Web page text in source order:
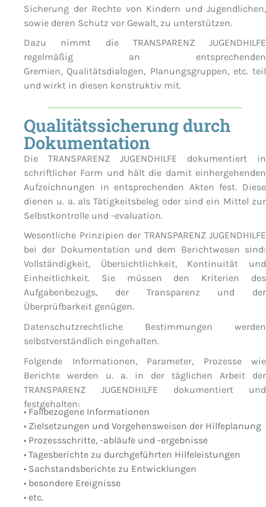
Sicherung der Rechte von Kindern und Jugendlichen,
sowie deren Schutz vor Gewalt, zu unterstützen.
Dazu nimmt die TRANSPARENZ JUGENDHILFE
regelmäßig an entsprechenden
Gremien, Qualitätsdialogen, Planungsgruppen, etc. teil
und wirkt in diesen konstruktiv mit.
Qualitätssicherung durch
Dokumentation
Die TRANSPARENZ JUGENDHILFE dokumentiert in
schriftlicher Form und hält die damit einhergehenden
Aufzeichnungen in entsprechenden Akten fest. Diese
dienen u. a. als Tätigkeitsbeleg oder sind ein Mittel zur
Selbstkontrolle und -evaluation.
Wesentliche Prinzipien der TRANSPARENZ JUGENDHILFE
bei der Dokumentation und dem Berichtwesen sind:
Vollständigkeit, Übersichtlichkeit, Kontinuität und
Einheitlichkeit. Sie müssen den Kriterien des
Aufgabenbezugs, der Transparenz und der
Überprüfbarkeit genügen.
Datenschutzrechtliche Bestimmungen werden
selbstverständlich eingehalten.
Folgende Informationen, Parameter, Prozesse wie
Berichte werden u. a. in der täglichen Arbeit der
TRANSPARENZ JUGENDHILFE dokumentiert und
festgehalten:
• Fallbezogene Informationen
• Zielsetzungen und Vorgehensweisen der Hilfeplanung
• Prozessschritte, -abläufe und -ergebnisse
• Tagesberichte zu durchgeführten Hilfeleistungen
• Sachstandsberichte zu Entwicklungen
• besondere Ereignisse
• etc.